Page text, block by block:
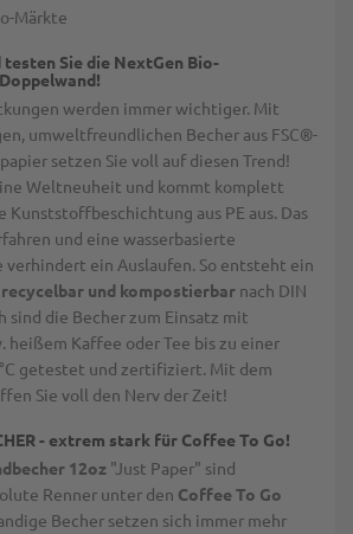
Märkte
testen Sie die NextGen Bio-
werden immer wichtiger. Mit
umweltfreundlichen Becher aus FSC®-
setzen Sie voll auf diesen Trend!
Weltneuheit und kommt komplett
Kunststoffbeschichtung aus PE aus. Das
und eine wasserbasierte
verhindert ein Auslaufen. So entsteht ein
recycelbar und kompostierbar nach DIN
sind die Becher zum Einsatz mit
heißem Kaffee oder Tee bis zu einer
getestet und zertifiziert. Mit dem
Sie voll den Nerv der Zeit!
- extrem stark für Coffee To Go!
12oz "Just Paper" sind
Renner unter den Coffee To Go
Becher setzen sich immer mehr